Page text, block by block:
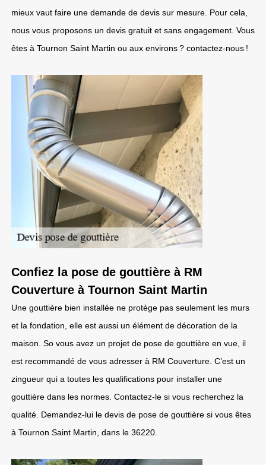
mieux vaut faire une demande de devis sur mesure. Pour cela,
nous vous proposons un devis gratuit et sans engagement. Vous
êtes à Tournon Saint Martin ou aux environs ? contactez-nous !
Confiez la pose de gouttière à RM
Couverture à Tournon Saint Martin
Une gouttière bien installée ne protège pas seulement les murs
et la fondation, elle est aussi un élément de décoration de la
maison. So vous avez un projet de pose de gouttière en vue, il
est recommandé de vous adresser à RM Couverture. C’est un
zingueur qui a toutes les qualifications pour installer une
gouttière dans les normes. Contactez-le si vous recherchez la
qualité. Demandez-lui le devis de pose de gouttière si vous êtes
à Tournon Saint Martin, dans le 36220.